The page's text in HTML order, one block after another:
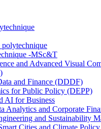
polytechnique
-MSc&T
and Advanced Visual
and Finance (DDDF)
for Public Policy (DEPP)
AI for Business
Analytics and Corporate
and Sustainability
Cities and Climate Policy